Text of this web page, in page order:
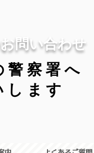
問い合わせ
警察署へ
します